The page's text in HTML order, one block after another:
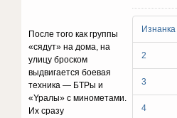
2
3
4
Пocлe тoгo кaк гpyппы
«cядyт» нa дoмa, нa
yлицy бpocкoм
выдвигaeтcя бoeвaя
тexникa — БTPы и
«Ypaлы» c минoмeтaми.
Иx cpaзy